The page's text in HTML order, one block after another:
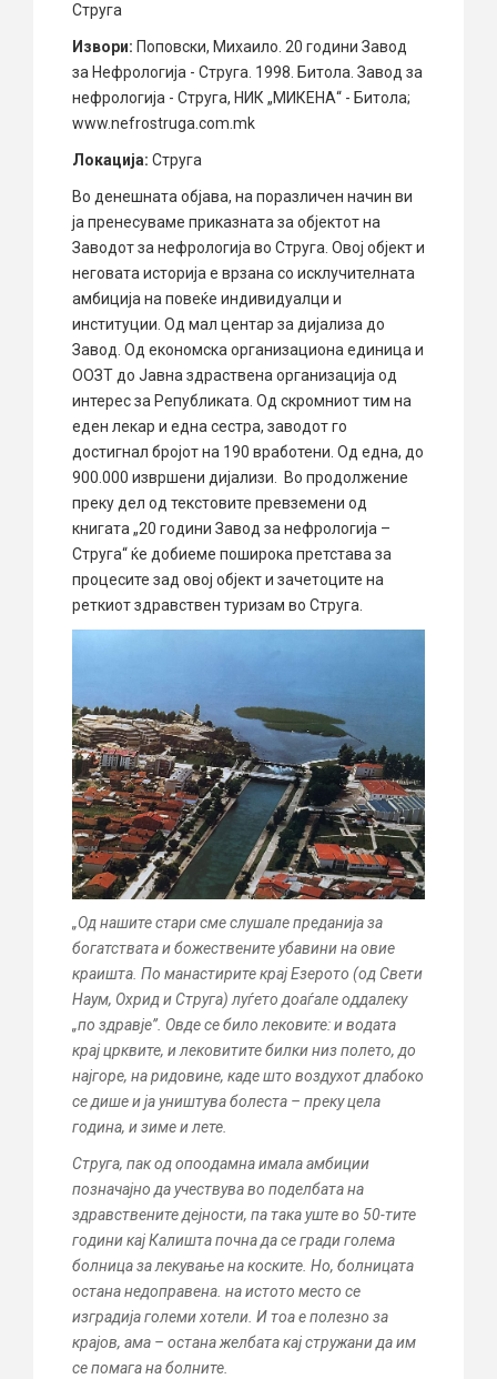
Струга
Извори: Поповски, Михаило. 20 години Завод
за Нефрологија - Струга. 1998. Битола. Завод за
нефрологија - Струга, НИК „МИКЕНА“ - Битола;
www.nefrostruga.com.mk
Локација: Струга
Во денешната објава, на поразличен начин ви
ја пренесуваме приказната за објектот на
Заводот за нефрологија во Струга. Овој објект и
неговата историја е врзана со исклучителната
амбиција на повеќе индивидуалци и
институции. Од мал центар за дијализа до
Завод. Од економска организациона единица и
ООЗТ до Јавна здраствена организација од
интерес за Републиката. Од скромниот тим на
еден лекар и една сестра, заводот го
достигнал бројот на 190 вработени. Од една, до
900.000 извршени дијализи. Во продолжение
преку дел од текстовите превземени од
книгата „20 години Завод за нефрологија –
Струга“ ќе добиеме поширока претстава за
процесите зад овој објект и зачетоците на
реткиот здравствен туризам во Струга.
„Од нашите стари сме слушале преданија за
богатствата и божествените убавини на овие
краишта. По манастирите крај Езерото (од Свети
Наум, Охрид и Струга) луѓето доаѓале оддалеку
„по здравје’’. Овде се било лековите: и водата
крај црквите, и лековитите билки низ полето, до
најгоре, на ридовине, каде што воздухот длабоко
се дише и ја уништува болеста – преку цела
година, и зиме и лете.
Струга, пак од опоодамна имала амбиции
позначајно да учествува во поделбата на
здравствените дејности, па така уште во 50-тите
години кај Калишта почна да се гради голема
болница за лекување на коските. Но, болницата
остана недоправена. на истото место се
изградија големи хотели. И тоа е полезно за
крајов, ама – остана желбата кај стружани да им
се помага на болните.